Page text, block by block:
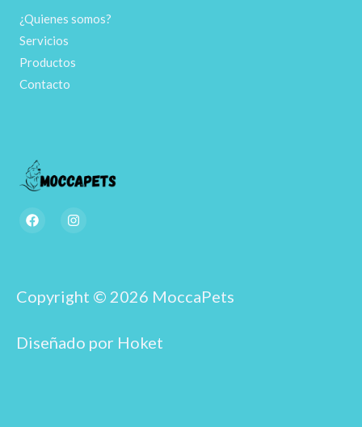
F
a
k
I
n
r
a
¿Quienes somos?
Servicios
Productos
Contacto
Copyright © 2026 MoccaPets
Diseñado por Hoket